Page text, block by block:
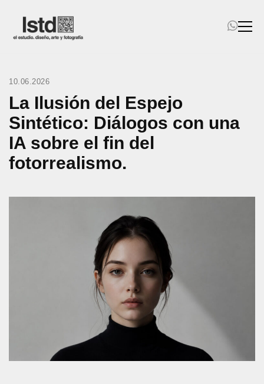
Arte
Fotografía
Cursos, Talleres y Seminarios
Acervo Territorial
10.06.2026
La Ilusión del Espejo
Sintético: Diálogos con una
IA sobre el fin del
fotorrealismo.